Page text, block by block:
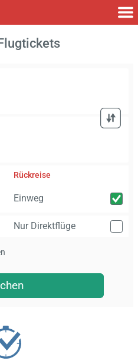
Rückreise
Einweg
Nur Direktflüge